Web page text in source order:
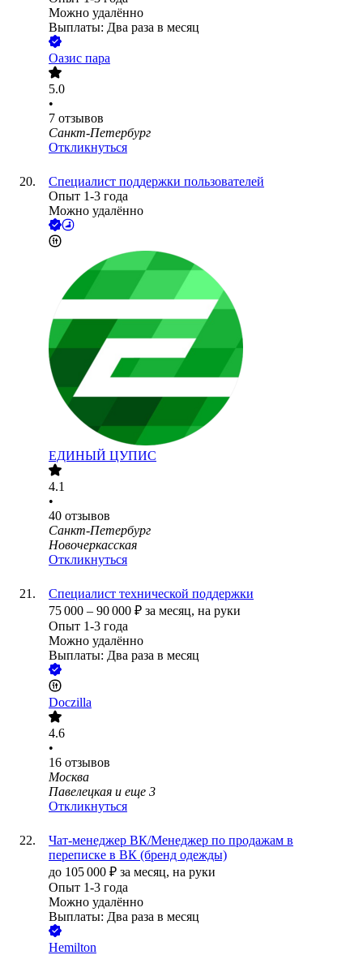
Можно удалённо
Выплаты: Два раза в месяц
Оазис пара
5.0
•
7 отзывов
Санкт-Петербург
Откликнуться
Специалист поддержки пользователей
Опыт 1-3 года
Можно удалённо
ЕДИНЫЙ ЦУПИС
4.1
•
40 отзывов
Санкт-Петербург
Новочеркасская
Откликнуться
Специалист технической поддержки
75 000 – 90 000 ₽ за месяц, на руки
Опыт 1-3 года
Можно удалённо
Выплаты: Два раза в месяц
Doczilla
4.6
•
16 отзывов
Москва
Павелецкая и еще 3
Откликнуться
Чат-менеджер ВК/Менеджер по продажам в
переписке в ВК (бренд одежды)
до 105 000 ₽ за месяц, на руки
Опыт 1-3 года
Можно удалённо
Выплаты: Два раза в месяц
Hemilton